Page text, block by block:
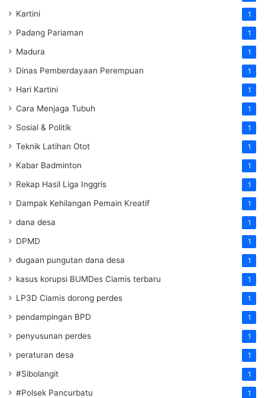
Kartini 1
Padang Pariaman 1
Madura 1
Dinas Pemberdayaan Perempuan 1
Hari Kartini 1
Cara Menjaga Tubuh 1
Sosial & Politik 1
Teknik Latihan Otot 1
Kabar Badminton 1
Rekap Hasil Liga Inggris 1
Dampak Kehilangan Pemain Kreatif 1
dana desa 1
DPMD 1
dugaan pungutan dana desa 1
kasus korupsi BUMDes Ciamis terbaru 1
LP3D Ciamis dorong perdes 1
pendampingan BPD 1
penyusunan perdes 1
peraturan desa 1
#Sibolangit 1
#Polsek Pancurbatu 1